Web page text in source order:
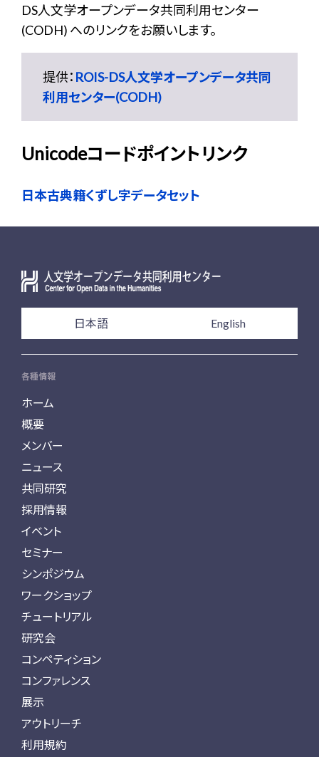
DS人文学オープンデータ共同利用センター
(CODH) へのリンクをお願いします。
提供： ROIS-DS人文学オープンデータ共同
利用センター(CODH)
Unicodeコードポイントリンク
日本古典籍くずし字データセット
日本語 English
各種情報
ホーム
概要
メンバー
ニュース
共同研究
採用情報
イベント
セミナー
シンポジウム
ワークショップ
チュートリアル
研究会
コンペティション
コンファレンス
展示
アウトリーチ
利用規約